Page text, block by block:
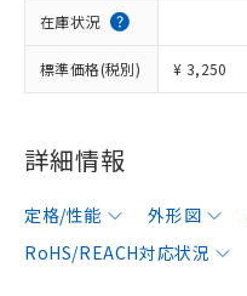
在庫状況
標準価格(税別) ¥ 3,250
詳細情報
定格/性能 外形図
RoHS/REACH対応状況